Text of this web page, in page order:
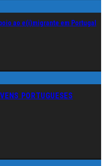
ao e(i)migrante em Portugal
PORTUGUESES